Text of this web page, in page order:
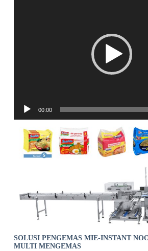
00:00
SOLUSI PENGEMAS MIE-INSTANT
MULTIMENGEMAS